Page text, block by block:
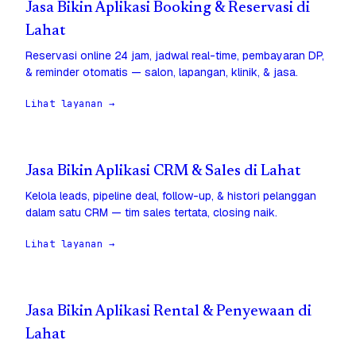
Jasa Bikin Aplikasi Booking & Reservasi di
Lahat
Reservasi online 24 jam, jadwal real-time, pembayaran DP,
& reminder otomatis — salon, lapangan, klinik, & jasa.
Lihat layanan →
Jasa Bikin Aplikasi CRM & Sales di Lahat
Kelola leads, pipeline deal, follow-up, & histori pelanggan
dalam satu CRM — tim sales tertata, closing naik.
Lihat layanan →
Jasa Bikin Aplikasi Rental & Penyewaan di
Lahat